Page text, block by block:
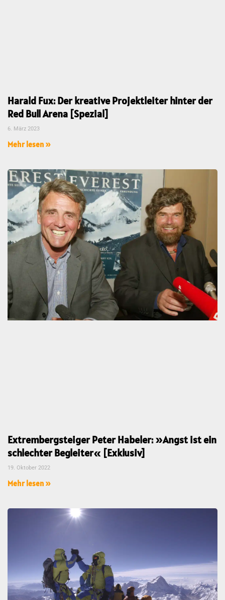
Harald Fux: Der kreative Projektleiter hinter der
Red Bull Arena [Spezial]
6. März 2023
Mehr lesen »
Extrembergsteiger Peter Habeler: »Angst ist ein
schlechter Begleiter« [Exklusiv]
19. Oktober 2022
Mehr lesen »